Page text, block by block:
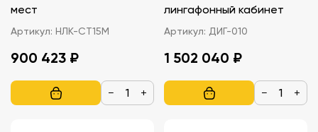
мест
Артикул: НЛК-СТ15М
900 423 ₽
− +
лингафонный кабинет
Артикул: ДИГ-010
1 502 040 ₽
− +